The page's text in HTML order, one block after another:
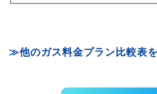
≫他のガス料金プラン比較表